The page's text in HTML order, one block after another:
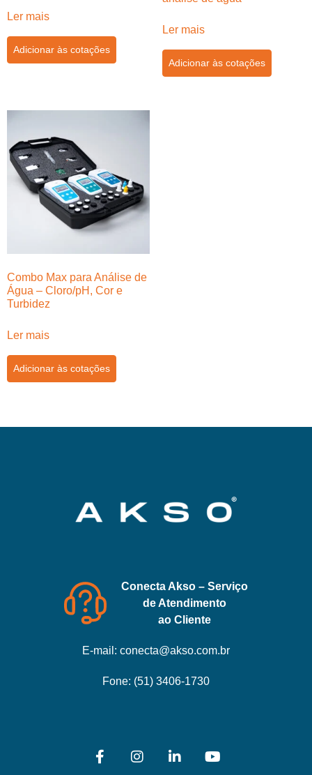
Ler mais
Adicionar às cotações
Ler mais
Adicionar às cotações
Combo Max para Análise de
Água – Cloro/pH, Cor e
Turbidez
Ler mais
Adicionar às cotações
Conecta Akso – Serviço
de Atendimento
ao Cliente
E-mail: conecta@akso.com.br
Fone: (51) 3406-1730